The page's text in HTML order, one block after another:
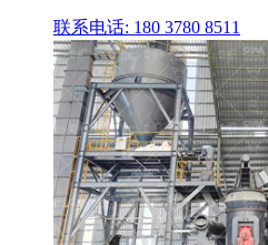
联系电话: 180 3780 8511